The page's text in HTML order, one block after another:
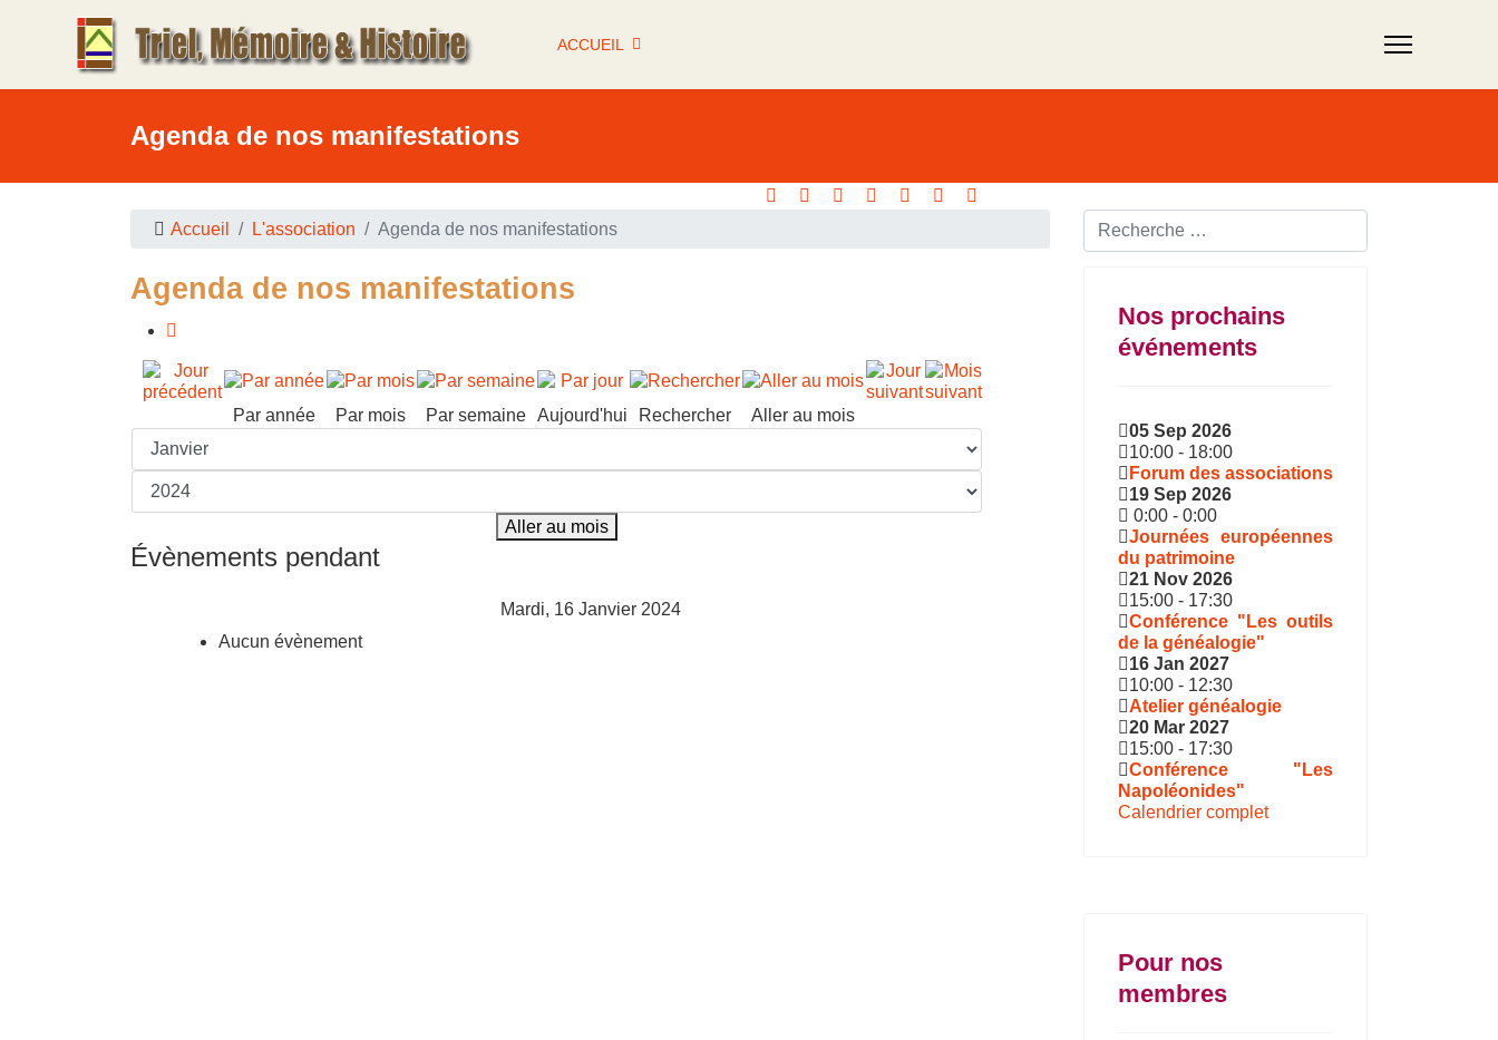
ACCUEIL
Agenda de nos manifestations
Accueil L'association Agenda de nos manifestations
Rechercher ...
Agenda de nos manifestations
Par année Par mois Par semaine Aujourd'hui Rechercher Aller au mois
Aller au mois
Évènements pendant
Mardi, 16 Janvier 2024
Aucun évènement
Nos prochains
événements
05 Sep 2026
10:00 - 18:00
Forum des associations
19 Sep 2026
0:00 - 0:00
Journées européennes
du patrimoine
21 Nov 2026
15:00 - 17:30
Conférence "Les outils
de la généalogie"
16 Jan 2027
10:00 - 12:30
Atelier généalogie
20 Mar 2027
15:00 - 17:30
Conférence "Les
Napoléonides"
Calendrier complet
Pour nos
membres